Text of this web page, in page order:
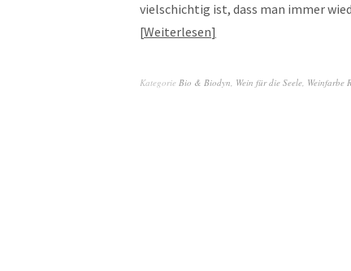
vielschichtig ist, dass man immer
Weiterlesen
Kategorie Bio & Biodyn, Wein für die Seele, Weinfarbe